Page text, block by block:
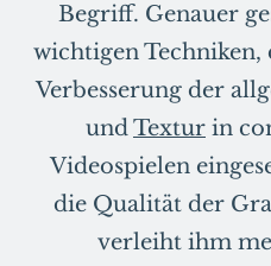
Begriff. Genauer
wichtigen
Verbesserung der
undTextur in
Videospielen
die Qualität der
verleiht ihm